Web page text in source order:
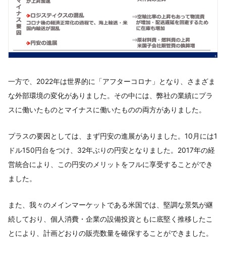
一方で、2022年は世界的に「アフターコロナ」となり、さまざま
な外部環境の変化がありました。その中には、弊社の業績にプラ
スに働いたものとマイナスに働いたものの両方がありました。
プラスの要因としては、まず円安の進展がありました。10月には1
ドル150円台をつけ、32年ぶりの円安となりました。2017年の経
営統合により、この円安のメリットをフルに享受することができ
ました。
また、我々のメインマーケットである米国では、堅調な景気が継
続しており、個人消費・企業の設備投資ともに底堅く推移したこ
とにより、計画どおりの販売数量を確保することができました。